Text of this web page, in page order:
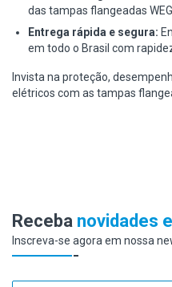
das tampas flangeadas
Entrega rápida e segura:
em todo o Brasil com
Invista na proteção,
elétricos com as tampas
Receba novidades
Inscreva-se agora em nossa